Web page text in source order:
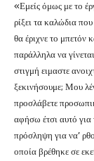
«Εμείς όμως με το
ρίξει τα καλώδια
θα έριχνε το μπετόν
παράλληλα να
στιγμή ειμαστε
ξεκινήσουμε; Μου
προσλάβετε
αφήσω έτσι αυτό για
πρόσληψη για να’
οποία βρέθηκε σε